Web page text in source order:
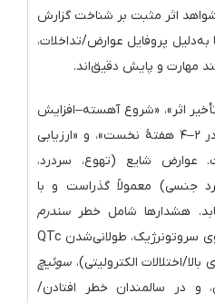
اثر مثبت بر شناخت گزارش
به‌دلیل پروفایل عوارض/تداخلات،
مهارت و پایش دقیق‌اند.
اثر»، «شروع آهسته–افزایش
تدریجی دوز»، «پایش ایمنی در ۲–۴ هفتهٔ نخست»، و «ارزیابی
شایع (تهوع، سردرد،
جنسی) معمولاً گذراست و با
هشدارها شامل خطر سندرم
در ترکیب چند داروی سروتونرژیک، طولانی‌شدن QTc
اختلالات الکترولیتی)، سوئیچ
و در سالمندان خطر افتادن/